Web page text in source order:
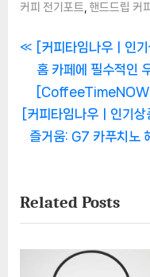
커피 전기포트 핸드드립 커피
글
탐
색
P
r
e
v
i
s
P
o
[커피타임나우ㅣ인
홈 카페에 필수적인
[CoffeeTimeNOW
N
P
o
s
[커피타임나우ㅣ인기
즐거움: G7 카푸치노
Related Posts